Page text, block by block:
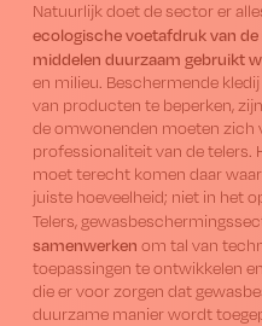
Natuurlijk doet de sector er
ecologische voetafdrukvan
middelen duurzaam gebruikt
en milieu. Beschermende
van producten te beperken,
de omwonenden moeten zich
professionaliteit van de telers.
moet terecht komen daar
juiste hoeveelheid; niet in het
Telers,
samenwerken om tal van
toepassingen te ontwikkelen
die er voor zorgen dat
duurzame manier wordt